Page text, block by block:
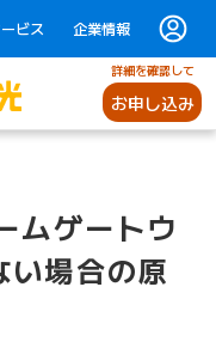
ビス 企業情報
詳細を確認して
お申し込み
ムゲートウ
い場合の原